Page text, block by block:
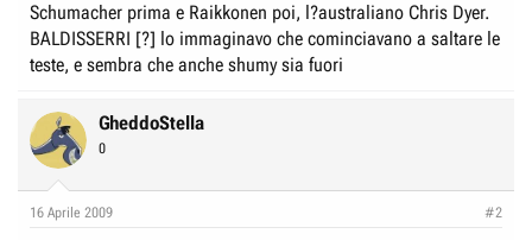
c
u
s
o
n
e
o
Schumacher prima e Raikkonen poi, l?australiano Chris Dyer.
BALDISSERRI [?] lo immaginavo che cominciavano a saltare le
teste, e sembra che anche shumy sia fuori
GheddoStella
0
16 Aprile 2009 #2